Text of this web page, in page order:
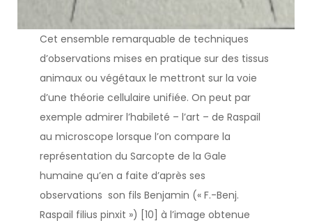
Cet ensemble remarquable de techniques
d’observations mises en pratique sur des tissus
animaux ou végétaux le mettront sur la voie
d’une théorie cellulaire unifiée. On peut par
exemple admirer l’habileté – l’art – de Raspail
au microscope lorsque l’on compare la
représentation du Sarcopte de la Gale
humaine qu’en a faite d’après ses
observations son fils Benjamin (« F.-Benj.
Raspail filius pinxit ») [10] à l’image obtenue